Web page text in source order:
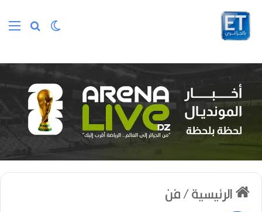
بحث عن
الوضع المظلم
الرئيسية/فن